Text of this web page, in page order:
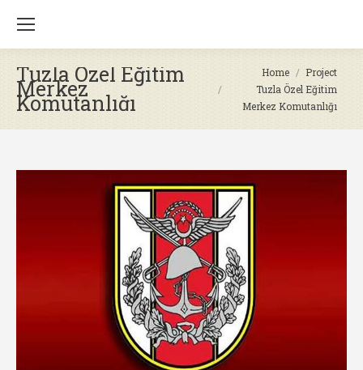
Tuzla Özel Eğitim
Merkez
Komutanlığı
You are here:Home
Project
Tuzla Özel Eğitim
Merkez Komutanlığı